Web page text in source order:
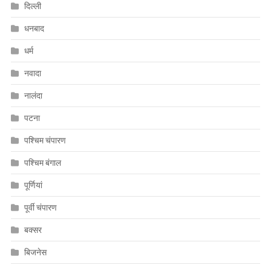
दिल्ली
धनबाद
धर्म
नवादा
नालंदा
पटना
पश्चिम चंपारण
पश्चिम बंगाल
पूर्णियां
पूर्वी चंपारण
बक्सर
बिजनेस